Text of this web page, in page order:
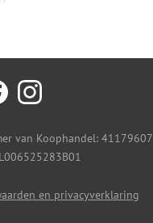
van Koophandel: 41179607
en privacyverklaring